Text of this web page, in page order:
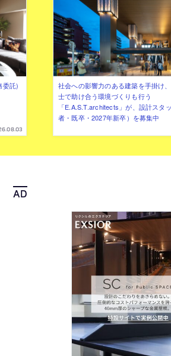
委託)
社会への影響力のある建築を手掛け
士で助け合う環境づくりも行う
「E.A.S.T.architects」が、設計スタ
者・既卒・2027年新卒）を募集中